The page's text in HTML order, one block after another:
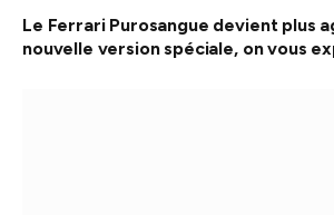
Le Ferrari Purosangue devient plus
nouvelle version spéciale, on vous